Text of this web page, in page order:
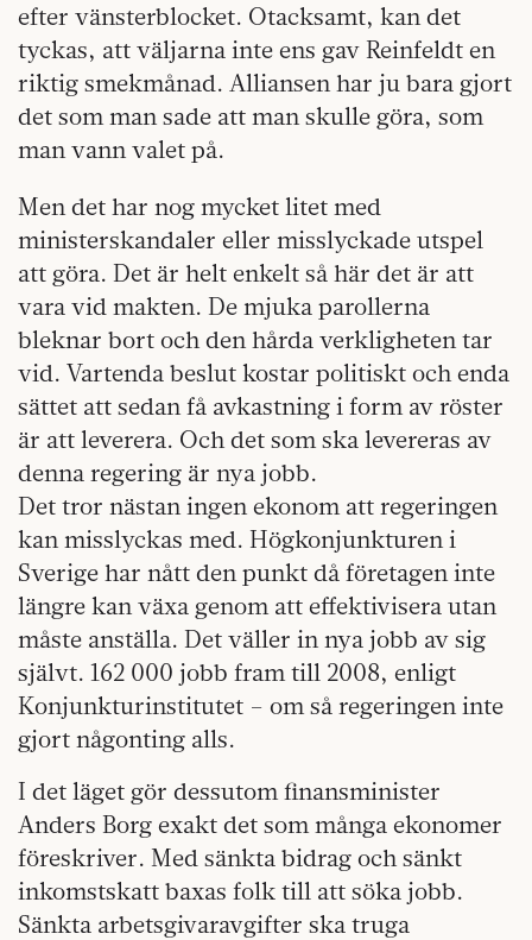
efter vänsterblocket. Otacksamt, kan det
tyckas, att väljarna inte ens gav Reinfeldt en
riktig smekmånad. Alliansen har ju bara gjort
det som man sade att man skulle göra, som
man vann valet på.
Men det har nog mycket litet med
ministerskandaler eller misslyckade utspel
att göra. Det är helt enkelt så här det är att
vara vid makten. De mjuka parollerna
bleknar bort och den hårda verkligheten tar
vid. Vartenda beslut kostar politiskt och enda
sättet att sedan få avkastning i form av röster
är att leverera. Och det som ska levereras av
denna regering är nya jobb.
Det tror nästan ingen ekonom att regeringen
kan misslyckas med. Högkonjunkturen i
Sverige har nått den punkt då företagen inte
längre kan växa genom att effektivisera utan
måste anställa. Det väller in nya jobb av sig
självt. 162 000 jobb fram till 2008, enligt
Konjunkturinstitutet – om så regeringen inte
gjort någonting alls.
I det läget gör dessutom finansminister
Anders Borg exakt det som många ekonomer
föreskriver. Med sänkta bidrag och sänkt
inkomstskatt baxas folk till att söka jobb.
Sänkta arbetsgivaravgifter ska truga